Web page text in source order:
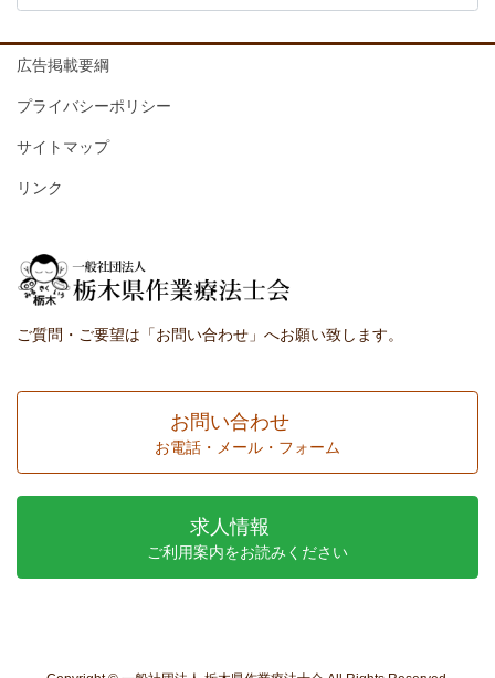
広告掲載要綱
プライバシーポリシー
サイトマップ
リンク
ご質問・ご要望は「お問い合わせ」へお願い致します。
お問い合わせ
お電話・メール・フォーム
求人情報
ご利用案内をお読みください